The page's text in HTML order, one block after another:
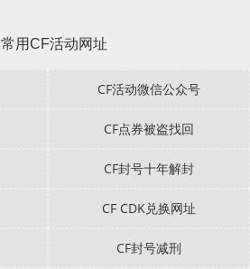
常用CF活动网址
CF活动微信公众号
CF点券被盗找回
CF封号十年解封
CF CDK兑换网址
CF封号减刑